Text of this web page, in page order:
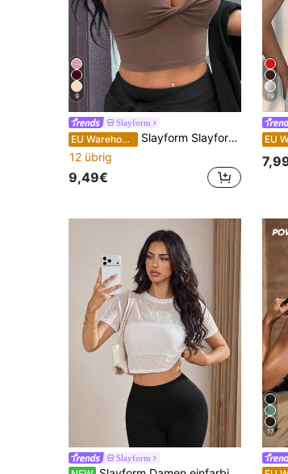
9
Slayform
EU Warehouse
Slayform Slayform Damen V-Ausschnitt Twist-Knoten Tanktop, Kaffeebraun Neckholder Crop Top, sexy Sommer Fitness Activewear, minimalistischer ärmelloser Workout Sport-BH Bodysuits
12 übrig
9,49€
19
Slayform
17